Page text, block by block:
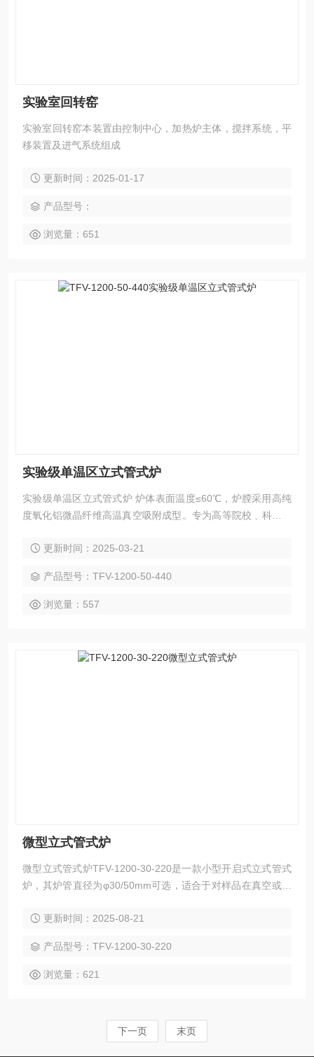
实验室回转窑
实验室回转窑本装置由控制中心，加热炉主体，搅拌系统，平
移装置及进气系统组成
更新时间：2025-01-17
产品型号：
浏览量：651
实验级单温区立式管式炉
实验级单温区立式管式炉 炉体表面温度≤60℃，炉膛采用高纯
度氧化铝微晶纤维高温真空吸附成型。专为高等院校﹑科研院
非金属及其它化合物进行烧结﹑熔化﹑分析而研制的专用理想
更新时间：2025-03-21
产品型号：TFV-1200-50-440
浏览量：557
微型立式管式炉
微型立式管式炉TFV-1200-30-220是一款小型开启式立式管式
炉，其炉管直径为φ30/50mm可选，适合于对样品在真空或气
其也可以当作一款流化床立式管式炉来使用，可专门针对粉末
更新时间：2025-08-21
产品型号：TFV-1200-30-220
浏览量：621
下一页 末页